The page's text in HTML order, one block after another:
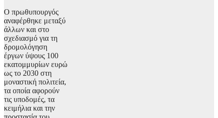
Ο πρωθυπουργός
αναφέρθηκε μεταξύ
άλλων και στο
σχεδιασμό για τη
δρομολόγηση
έργων ύψους 100
εκατομμυρίων ευρώ
ως το 2030 στη
μοναστική πολιτεία,
τα οποία αφορούν
τις υποδομές, τα
κειμήλια και την